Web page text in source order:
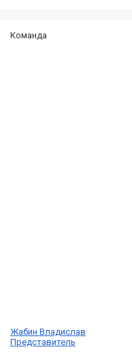
Команда
Жабин Владислав
Представитель